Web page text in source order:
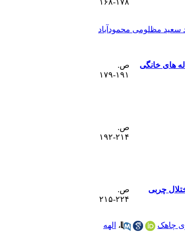
۱۷۸-۱۶۸
سعید مظلومی محمودآباد
های خانگی
ص.
۱۹۱-۱۷۹
ص.
۲۱۴-۱۹۲
چربی
ص.
۲۲۴-۲۱۵
چاهک ، الهه